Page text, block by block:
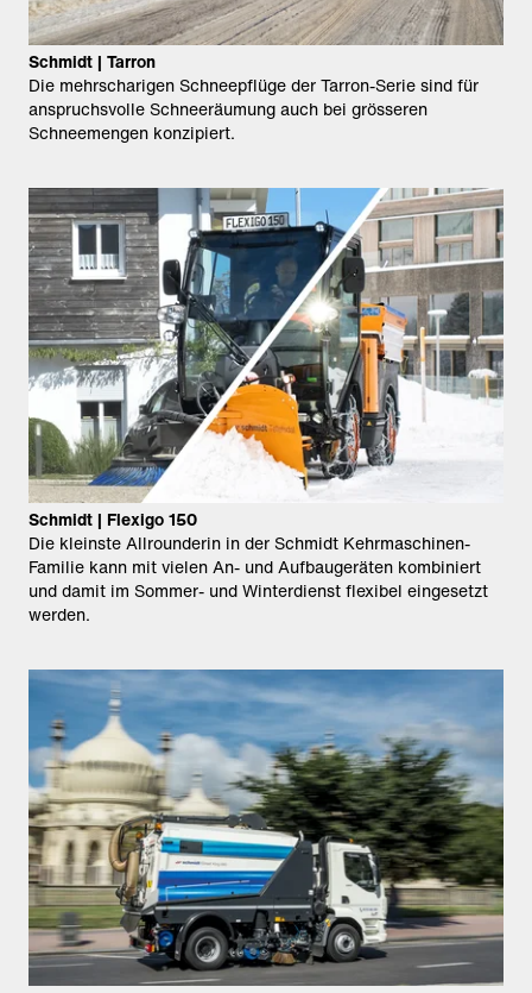
Schmidt | Tarron
Die mehrscharigen Schneepflüge der Tarron-Serie sind für
anspruchsvolle Schneeräumung auch bei grösseren
Schneemengen konzipiert.
Schmidt | Flexigo 150
Die kleinste Allrounderin in der Schmidt Kehrmaschinen-
Familie kann mit vielen An- und Aufbaugeräten kombiniert
und damit im Sommer- und Winterdienst flexibel eingesetzt
werden.